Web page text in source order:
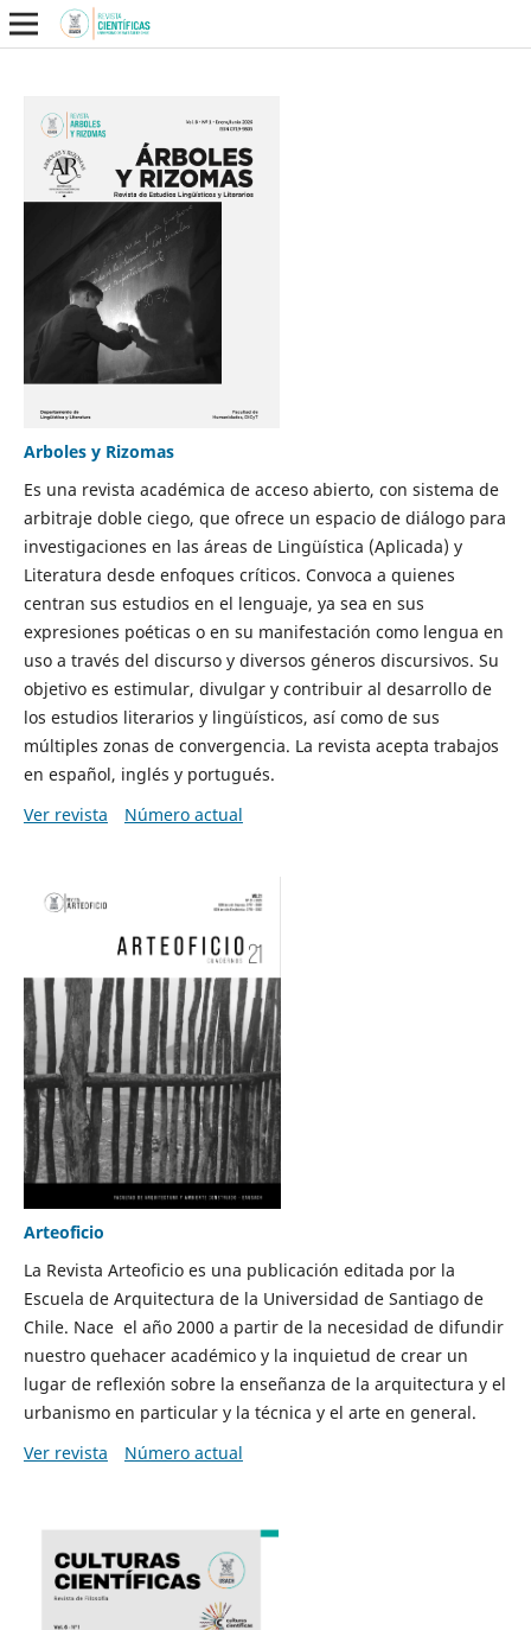
Arboles y Rizomas
Es una revista académica de acceso abierto, con sistema de
arbitraje doble ciego, que ofrece un espacio de diálogo para
investigaciones en las áreas de Lingüística (Aplicada) y
Literatura desde enfoques críticos. Convoca a quienes
centran sus estudios en el lenguaje, ya sea en sus
expresiones poéticas o en su manifestación como lengua en
uso a través del discurso y diversos géneros discursivos. Su
objetivo es estimular, divulgar y contribuir al desarrollo de
los estudios literarios y lingüísticos, así como de sus
múltiples zonas de convergencia. La revista acepta trabajos
en español, inglés y portugués.
Ver revista
Número actual
Arteoficio
La Revista Arteoficio es una publicación editada por la
Escuela de Arquitectura de la Universidad de Santiago de
Chile. Nace el año 2000 a partir de la necesidad de difundir
nuestro quehacer académico y la inquietud de crear un
lugar de reflexión sobre la enseñanza de la arquitectura y el
urbanismo en particular y la técnica y el arte en general.
Ver revista
Número actual